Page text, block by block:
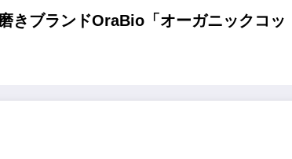
きブランドOraBio「オーガニックコッ